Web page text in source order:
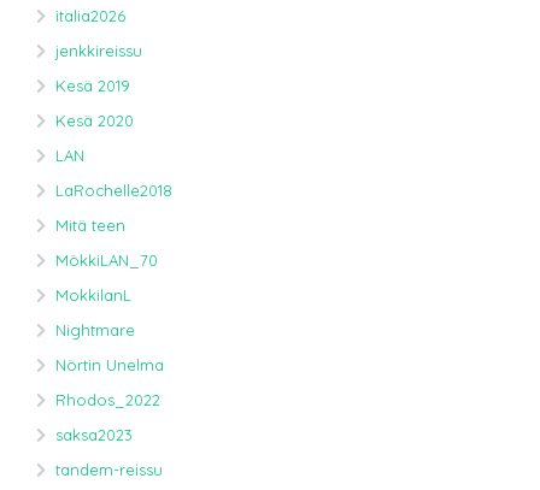
italia2026
jenkkireissu
Kesä 2019
Kesä 2020
LAN
LaRochelle2018
Mitä teen
MökkiLAN_70
MokkilanL
Nightmare
Nörtin Unelma
Rhodos_2022
saksa2023
tandem-reissu